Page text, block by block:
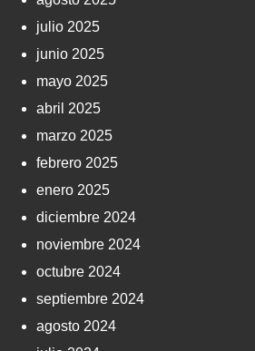
julio 2025
junio 2025
mayo 2025
abril 2025
marzo 2025
febrero 2025
enero 2025
diciembre 2024
noviembre 2024
octubre 2024
septiembre 2024
agosto 2024